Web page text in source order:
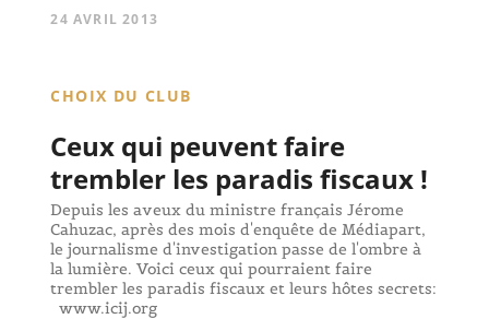
24 AVRIL 2013
CHOIX DU CLUB
Ceux qui peuvent faire
trembler les paradis fiscaux !
Depuis les aveux du ministre français Jérome
Cahuzac, après des mois d'enquête de Médiapart,
le journalisme d'investigation passe de l'ombre à
la lumière. Voici ceux qui pourraient faire
trembler les paradis fiscaux et leurs hôtes secrets:
www.icij.org